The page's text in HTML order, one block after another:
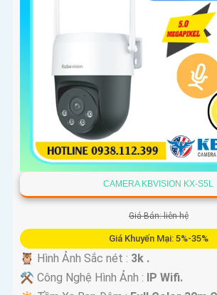
CAMERA KBVISION KX-S5L
Giá Bán: liên hệ
Giá Khuyến Mại: 5%-35%
🦉 Hình Ảnh Sắc nét : 3k .
⚒ Công Nghệ Hình Ảnh : IP Wifi.